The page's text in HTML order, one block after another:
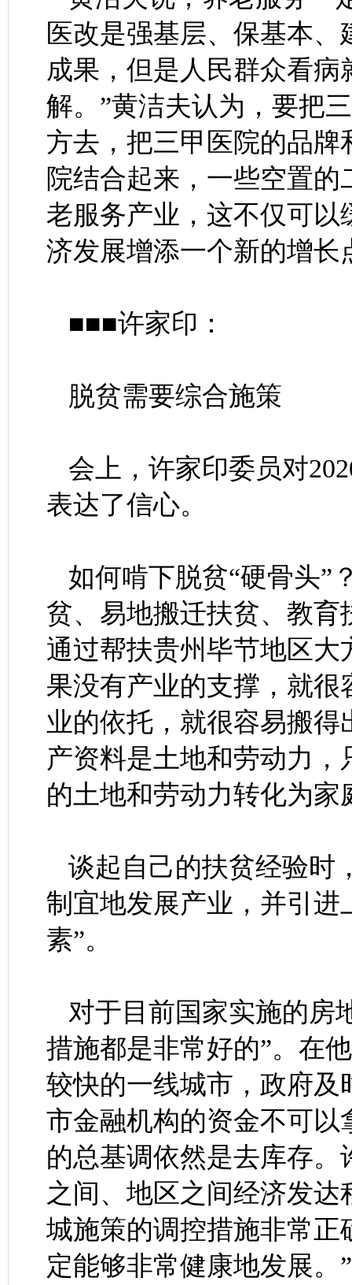
医改是强基层、保基本
成果，但是人民群众看
解。”黄洁夫认为，要把
方去，把三甲医院的品
院结合起来，一些空置
老服务产业，这不仅可
济发展增添一个新的增长
■■■许家印：
脱贫需要综合施策
会上，许家印委员对
表达了信心。
如何啃下脱贫“硬骨头”
贫、易地搬迁扶贫、教育
通过帮扶贵州毕节地区
果没有产业的支撑，就
业的依托，就很容易搬
产资料是土地和劳动力
的土地和劳动力转化为家
谈起自己的扶贫经验时
制宜地发展产业，并引进
素”。
对于目前国家实施的房
措施都是非常好的”。在
较快的一线城市，政府
市金融机构的资金不可
的总基调依然是去库存
之间、地区之间经济发
城施策的调控措施非常
定能够非常健康地发展。”